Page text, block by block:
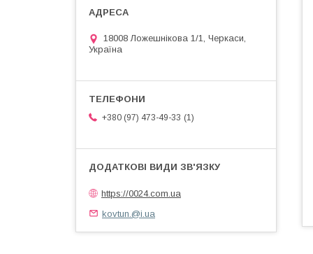
18008 Ложешнікова 1/1, Черкаси,
Україна
+380 (97) 473-49-33 1
https://0024.com.ua
kovtun.@i.ua